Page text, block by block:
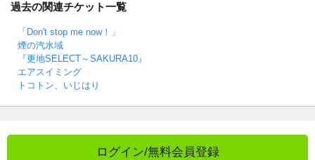
過去の関連チケット一覧
「Don't stop me now！」
煙の汽水域
『更地SELECT～SAKURA10』
エアスイミング
トコトン、いじはり
ログイン/無料会員登録